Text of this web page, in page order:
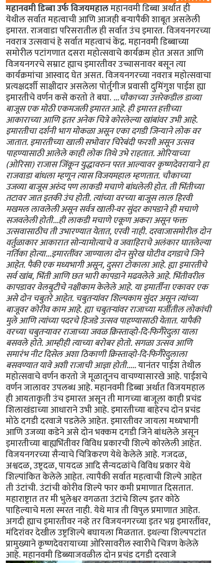
महानवमी डिब्बा उर्फ विजयमहालमहानवमी डिब्बा अर्थात ही
येथील सर्वात महत्वाची आणि आजही बर्‍यापैकी शाबूत असलेली
इमारत. राजवाडा परिसरातील ही सर्वात उंच इमारत. विजयनगरच्या
नवरात्र उत्सवाचं हे सर्वात महत्वाचं केंद्र. महानवमी डिब्बाच्या
समोरील पटांगणात दसरा महोत्सवाचे कार्यक्रम होत असत आणि
विजयनगरचे सम्राट ह्याच इमारतीवर उच्चासनावर बसून त्या
कार्यक्रमांचा आस्वाद घेत असत. विजयनगरच्या नवरात्र महोत्सवाचा
प्रत्यक्षदर्शी साक्षीदार असलेला पोर्तुगीज प्रवासी दुमिंगुश पाईश ह्या
इमारतीचे वर्णन कसे करतो ते बघा....चौकाच्या उत्तरेकडील डाव्या
बाजूस एक मोठी एकमजली इमारत आहे. ही इमारत हत्तीच्या
आकाराच्या आणि इतर अनेक चित्रे कोरलेल्या खांबांवर उभी आहे.
इमारतीचा दर्शनी भाग मोकळा असून एका दगडी जिन्याने लोक वर
जातात. इमारतीच्या खाली सभोवार चिरेबंदी फरशी असून उत्सव
पाहण्यासाठी आलेले काही लोक तिथे उभे राहतात. ओरियाच्या
(ओरिसा) राजास जिंकून युद्धावरुन परत आल्यावर कृष्णदेवरायाने हा
राजवाडा बांधला म्हणून त्यास विजयमहाल म्हणतात. चौकाच्या
उजव्या बाजूस अरुंद पण लाकडी मचाणे बांधलेली होत. ती भिंतीच्या
तटावर जात इतकी उंच होती. त्यांच्या वरच्या बाजूस लाल हिरवी
मखमल लावलेली असून सर्वत्र खाली-वर सुंदर कापडाने ही मचाणे
सजवलेली होती...ही लाकडी मचाणे एकूण अकरा असून फक्त
उत्सवासाठीच ती उभारण्यात येतात, एरवी नाही. दरवाजासमोरील दोन
वर्तुळाकार आकारात सोन्यामोत्याचे व जवाहिराचे अलंकार घातलेल्या
नर्तिका होत्या...इमारतींवर जाण्याला दोन सुरेख घोटीव दगडाचे जिने
आहेत. पैकी एक मध्यभागी असून, दुसरा टोकाला आहे. ह्या इमारतीचे
सर्व खांब, भिंती आणि छत भारी कापडाने मढवलेले आहे. भिंतीवरील
कापडावर वेलबुटीचे नक्षीकाम केलेले आहे. या इमार्तींना एकावर एक
असे दोन चबुतरे आहेत. चबुतर्‍यांवर शिल्पकाम सुंदर असून त्यांच्या
बाजूवर कोरीव काम आहे. ह्या चबुतर्‍यांवर राजाच्या मर्जीतील लोकांची
मुले आणि त्यांच्या पदरचे हिजडे उत्सव पाहण्यासाठी येतात. यापैकी
वरच्या चबुतर्‍यावर राजाच्या जवळ क्रिस्ताव्हो-दि-फिगैरेदुला याला
बसवले होते. आम्हीही त्याच्या बरोबर होतो. सगळा उत्सव आणि
समारंभ नीट दिसेल अशा ठिकाणी क्रिस्ताव्हो-दि-फिगैरेदुलाला
बसवण्यात यावे अशी राजाची आज्ञा होती.....यानंतर पाईश तेथील
महोत्सवाचे वर्णन करतो जे मूळातूनच वाचण्यासारखे आहे. पाईशचे
वर्णन जालावर उपलब्ध आहे. महानवमी डिब्बा अर्थात विजयमहाल
ही आयताकृती उंच इमारत असून ती मागच्या बाजूला काही प्रचंड
शिलाखंडाच्या आधाराने उभी आहे. इमारतीच्या बाहेरच दोन प्रचंड
मोठे दगडी दरवाजे पडलेले आहेत. इमारतीवर जायला मध्यभागी
आणि उजव्या कडेने असे दोन भक्कम दगडी जिने बांधलेले असून
इमारतीच्या बाह्यभिंतीवर विविध प्रकारची शिल्पे कोरलेली आहेत.
विजयनगरच्या सैन्याचे चित्रिकरण येथे केलेले आहे. गजदळ,
अश्वदळ, उष्ट्रदळ, पायदळ आदि सैन्यदळांचे विविध प्रकार येथे
शिल्पांकित केलेले आहेत. त्यापैकी सर्वात महत्वाची शिल्पे आहेत
ती उंटांची. उंटांची कोरीव शिल्पे फार कमी प्रमाणात दिसतात.
महाराष्ट्रात तर मी भुलेश्वर वगळता उंटांचे शिल्प इतर कोठे
पाहिल्याचे मला स्मरत नाही. येथे मात्र ती विपुल प्रमाणात आहेत.
अगदी ह्याच इमारतीवर नव्हे तर विजयनगरच्या इतर भग्न इमारतींवर,
मंदिरांवर देखील उष्ट्रशिल्पे बघायला मिळतात. इथल्या शिल्पपटांत
प्रामुख्याने कृष्णदेवरायाच्या ओरिसावरील स्वारीचे चित्रण केलेले
आहे. महानवमी डिब्ब्याजवळील दोन प्रचंड दगडी दरवाजे